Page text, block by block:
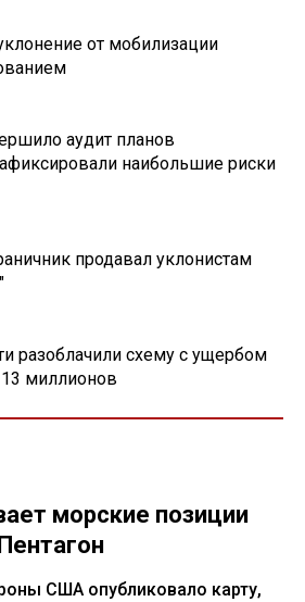
от мобилизации
аудит планов
наибольшие риски
продавал уклонистам
разоблачили схему с ущербом
миллионов
морские позиции
США опубликовало карту,